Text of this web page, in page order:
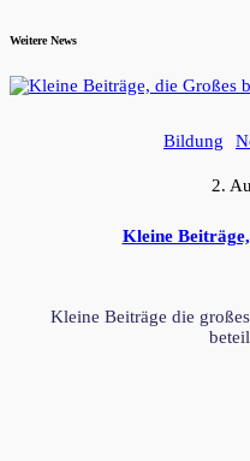
Weitere News
Bildung
2.
Kleine
Kleine Beiträge die